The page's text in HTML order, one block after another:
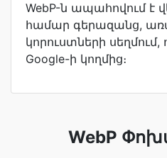
WebP-ն ապահովում է
համար գերազանց,
կորուստների սեղմում,
Google-ի կողմից։
WebP